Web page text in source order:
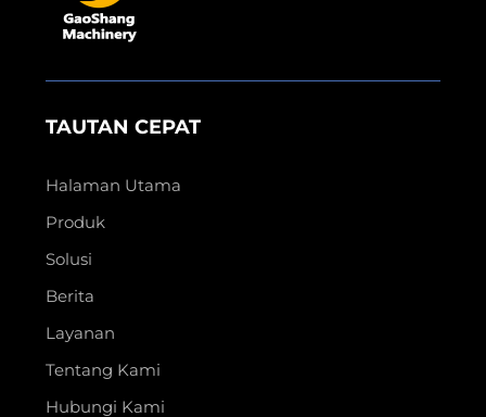
TAUTAN CEPAT
Halaman Utama
Produk
Solusi
Berita
Layanan
Tentang Kami
Hubungi Kami